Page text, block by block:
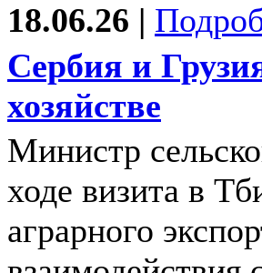
18.06.26 |
Сербия и
хозяйстве
Министр
ходе визита в
аграрного